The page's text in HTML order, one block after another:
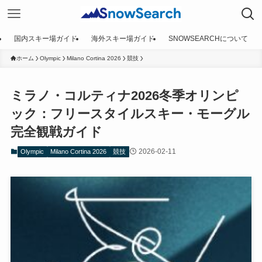
国内スキー場ガイド 海外スキー場ガイド SNOWSEARCHについて
ホーム Olympic Milano Cortina 2026 競技
ミラノ・コルティナ2026冬季オリンピ
ック：フリースタイルスキー・モーグル
完全観戦ガイド
Olympic Milano Cortina 2026 競技 2026-02-11